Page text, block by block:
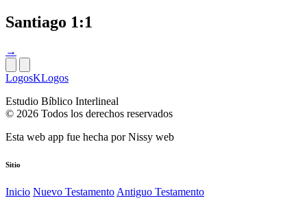
Santiago 1:1
→
LogosKLogos
Estudio Bíblico Interlineal
© 2026 Todos los derechos reservados
Esta web app fue hecha porNissy web
Sitio
Inicio Nuevo Testamento Antiguo Testamento